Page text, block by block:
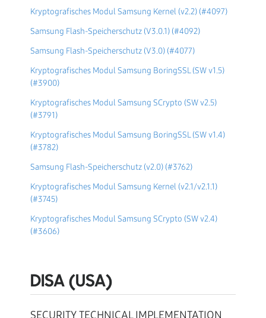
Kryptografisches Modul Samsung Kernel (v2.2) (#4097)
Samsung Flash-Speicherschutz (V3.0.1) (#4092)
Samsung Flash-Speicherschutz (V3.0) (#4077)
Kryptografisches Modul Samsung BoringSSL (SW v1.5)
(#3900)
Kryptografisches Modul Samsung SCrypto (SW v2.5)
(#3791)
Kryptografisches Modul Samsung BoringSSL (SW v1.4)
(#3782)
Samsung Flash-Speicherschutz (v2.0) (#3762)
Kryptografisches Modul Samsung Kernel (v2.1/v2.1.1)
(#3745)
Kryptografisches Modul Samsung SCrypto (SW v2.4)
(#3606)
DISA (USA)
SECURITY TECHNICAL IMPLEMENTATION